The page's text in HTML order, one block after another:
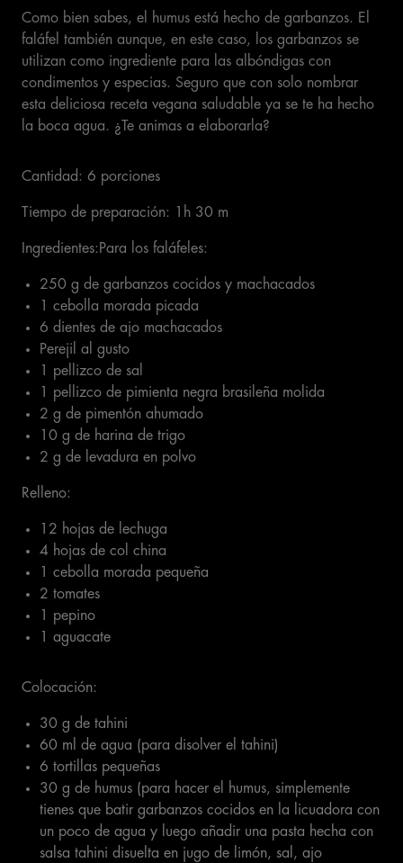
Como bien sabes, el humus está hecho de garbanzos. El
faláfel también aunque, en este caso, los garbanzos se
utilizan como ingrediente para las albóndigas con
condimentos y especias. Seguro que con solo nombrar
esta deliciosa receta vegana saludable ya se te ha hecho
la boca agua. ¿Te animas a elaborarla?
Cantidad: 6 porciones
Tiempo de preparación: 1h 30 m
Ingredientes:Para los faláfeles:
250 g de garbanzos cocidos y machacados
1 cebolla morada picada
6 dientes de ajo machacados
Perejil al gusto
1 pellizco de sal
1 pellizco de pimienta negra brasileña molida
2 g de pimentón ahumado
10 g de harina de trigo
2 g de levadura en polvo
Relleno:
12 hojas de lechuga
4 hojas de col china
1 cebolla morada pequeña
2 tomates
1 pepino
1 aguacate
Colocación:
30 g de tahini
60 ml de agua (para disolver el tahini)
6 tortillas pequeñas
30 g de humus (para hacer el humus, simplemente
tienes que batir garbanzos cocidos en la licuadora con
un poco de agua y luego añadir una pasta hecha con
salsa tahini disuelta en jugo de limón, sal, ajo